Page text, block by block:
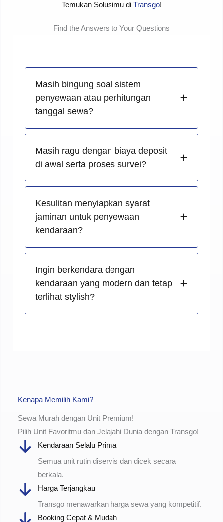
Temukan Solusimu di Transgo!
Find the Answers to Your Questions
Masih bingung soal sistem
penyewaan atau perhitungan
tanggal sewa?
Masih ragu dengan biaya deposit
di awal serta proses survei?
Kesulitan menyiapkan syarat
jaminan untuk penyewaan
kendaraan?
Ingin berkendara dengan
kendaraan yang modern dan tetap
terlihat stylish?
Kenapa Memilih Kami?
Sewa Murah dengan Unit Premium!
Pilih Unit Favoritmu dan Jelajahi Dunia dengan Transgo!
Kendaraan Selalu Prima
Semua unit rutin diservis dan dicek secara
berkala.
Harga Terjangkau
Transgo menawarkan harga sewa yang kompetitif.
Booking Cepat & Mudah